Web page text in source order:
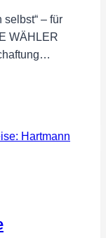
– für
WÄHLER